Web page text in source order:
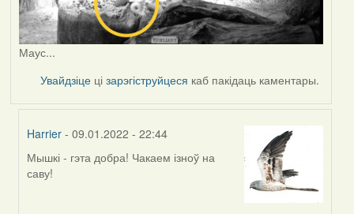
Маус...
Увайдзіце цізарэгіструйцеся каб пакідаць каментары.
Harrier - 09.01.2022 - 22:44
In
reply
Мышкі - гэта добра! Чакаем ізноў на
саву!